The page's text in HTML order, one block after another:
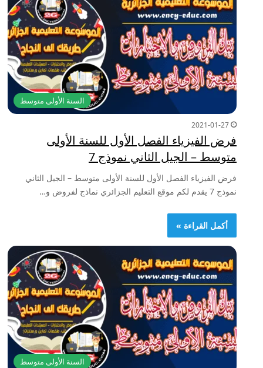
السنة الأولى متوسط
2021-01-27
فرض الفيزياء الفصل الأول للسنة الأولى
متوسط – الجيل الثاني نموذج 7
فرض الفيزياء الفصل الأول للسنة الأولى متوسط – الجيل الثاني
نموذج 7 يقدم لكم موقع التعليم الجزائري نماذج لفروض و…
أكمل القراءة »
السنة الأولى متوسط